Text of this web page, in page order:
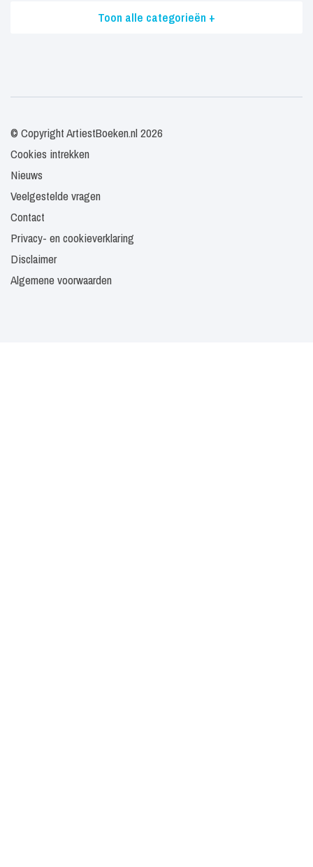
Toon alle categorieën +
© Copyright ArtiestBoeken.nl 2026
Cookies intrekken
Nieuws
Veelgestelde vragen
Contact
Privacy- en cookieverklaring
Disclaimer
Algemene voorwaarden